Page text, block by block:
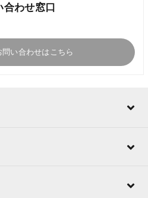
合わせ窓口
問い合わせはこちら